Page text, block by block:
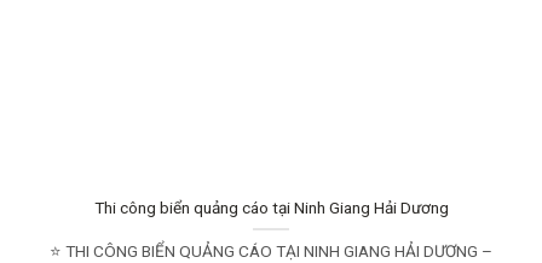
Thi công biển quảng cáo tại Ninh Giang Hải Dương
⭐ THI CÔNG BIỂN QUẢNG CÁO TẠI NINH GIANG HẢI DƯƠNG –